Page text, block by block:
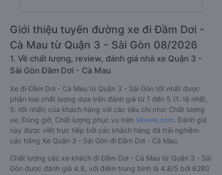
Giới thiệu tuyến đường xe đi Đầm Dơi -
Cà Mau từ Quận 3 - Sài Gòn 08/2026
1. Về chất lượng, review, đánh giá nhà xe Quận 3 -
Sài Gòn Đầm Dơi - Cà Mau
Xe đi Đầm Dơi - Cà Mau từ Quận 3 - Sài Gòn tốt nhất được
phân loại chất lượng dựa trên đánh giá từ 1 đến 5 (1: tệ nhất,
5: tốt nhất) của khách hàng với các tiêu chí như: Chất lượng
xe, Đúng giờ, Chất lượng phục vụ trên Vexere.com. Đánh giá
này được viết trực tiếp bởi các khách hàng đã trải nghiệm
các hãng Xe Quận 3 - Sài Gòn đi Đầm Dơi - Cà Mau.
Chất lượng các xe khách đi Đầm Dơi - Cà Mau từ Quận 3 - Sài
Gòn được đánh giá 4.8, với điểm trung bình là 4.8/5 bởi 6280